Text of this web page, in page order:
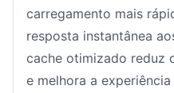
carregamento mais
resposta instantânea
cache otimizado reduz
e melhora a experiência